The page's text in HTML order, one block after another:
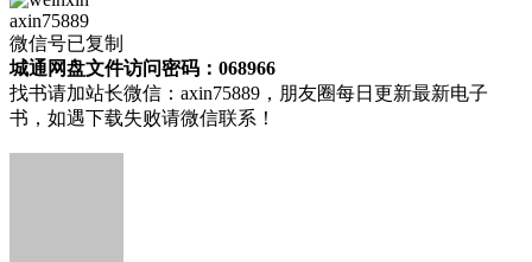
axin75889
微信号已复制
城通网盘文件访问密码：068966
找书请加站长微信：axin75889，朋友圈每日更新最新电子
书，如遇下载失败请微信联系！